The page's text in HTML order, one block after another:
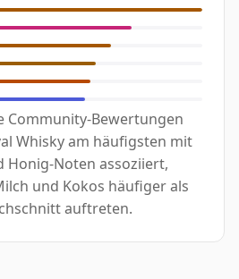
Community-Bewertungen
Whisky am häufigsten mit
Honig-Noten assoziiert,
und Kokos häufiger als
auftreten.